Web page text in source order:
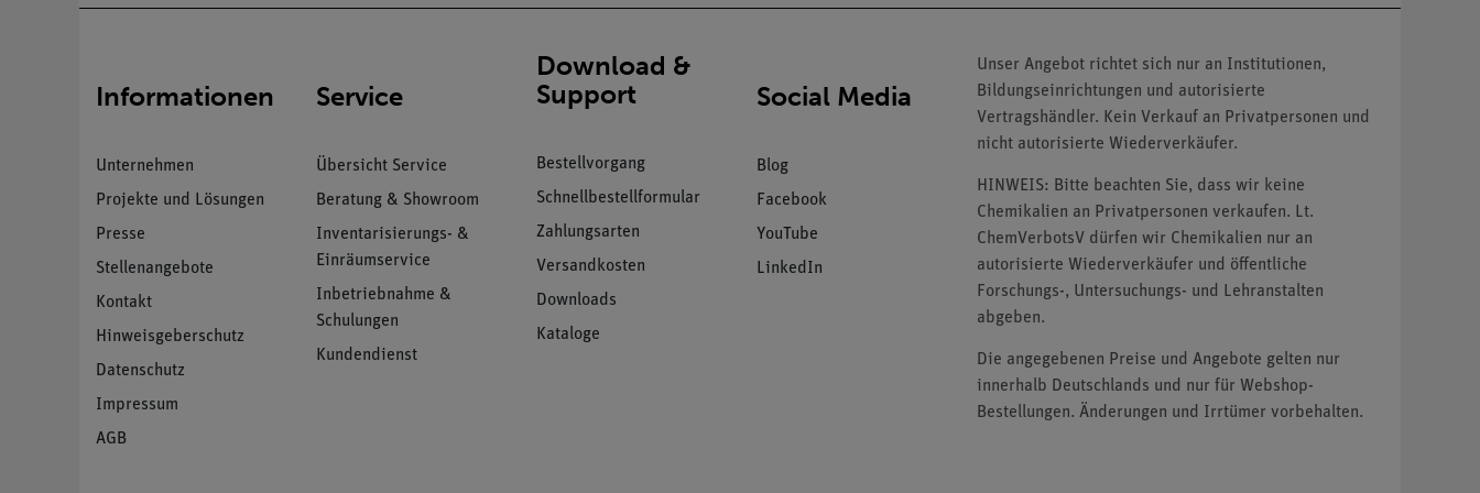
Informationen
Unternehmen
Projekte und Lösungen
Presse
Stellenangebote
Kontakt
Hinweisgeberschutz
Datenschutz
Impressum
AGB
Service
Übersicht Service
Beratung & Showroom
Inventarisierungs- &
Einräumservice
Inbetriebnahme &
Schulungen
Kundendienst
Download &
Support
Bestellvorgang
Schnellbestellformular
Zahlungsarten
Versandkosten
Downloads
Kataloge
Social Media
Blog
Facebook
YouTube
LinkedIn
Unser Angebot richtet sich nur an Institutionen,
Bildungseinrichtungen und autorisierte
Vertragshändler. Kein Verkauf an Privatpersonen und
nicht autorisierte Wiederverkäufer.
HINWEIS: Bitte beachten Sie, dass wir keine
Chemikalien an Privatpersonen verkaufen. Lt.
ChemVerbotsV dürfen wir Chemikalien nur an
autorisierte Wiederverkäufer und öffentliche
Forschungs-, Untersuchungs- und Lehranstalten
abgeben.
Die angegebenen Preise und Angebote gelten nur
innerhalb Deutschlands und nur für Webshop-
Bestellungen. Änderungen und Irrtümer vorbehalten.